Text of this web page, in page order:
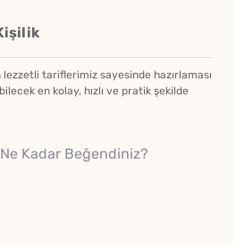
tariflerimiz sayesinde hazırlaması
en kolay, hızlı ve pratik şekilde
Kadar Beğendiniz?